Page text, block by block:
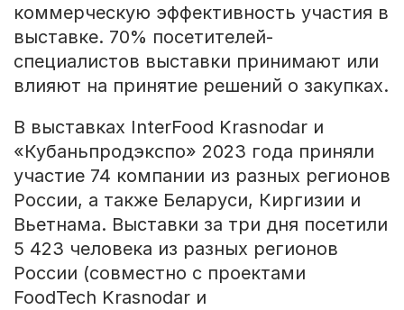
коммерческую эффективность участия в
выставке. 70% посетителей-
специалистов выставки принимают или
влияют на принятие решений о закупках.
В выставках InterFood Krasnodar и
«Кубаньпродэкспо» 2023 года приняли
участие 74 компании из разных регионов
России, а также Беларуси, Киргизии и
Вьетнама. Выставки за три дня посетили
5 423 человека из разных регионов
России (совместно с проектами
FoodTech Krasnodar и